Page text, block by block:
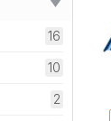
16
10
2